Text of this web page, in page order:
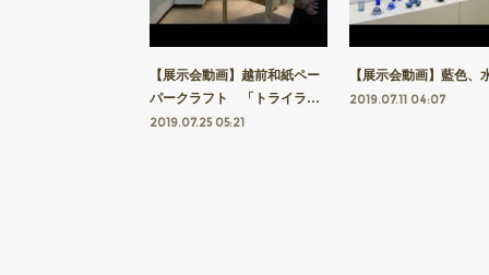
【展示会動画】越前和紙ペー
パークラフト 「トライラ…
2019.07.25 05:21
【展示会動画】藍色、
2019.07.11 04:07